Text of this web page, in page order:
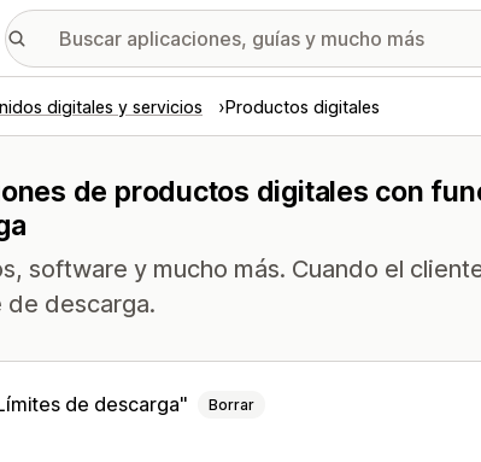
digitales y servicios Productos digitales
de productos digitales con
software y mucho más. Cuando el
de descarga.
de descarga Borrar